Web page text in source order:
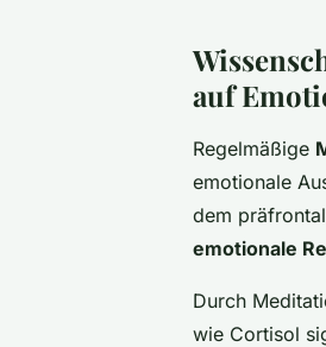
auf
Regelmäßige
emotionale
dem
emotionale
Durch
wie Cortisol